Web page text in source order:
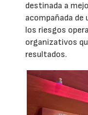
destinada a
acompañada de
los riesgos
organizativos
resultados.